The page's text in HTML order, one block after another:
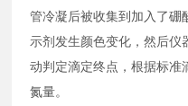
管冷凝后被收集到加入了硼
示剂发生颜色变化，然后仪
动判定滴定终点，根据标准
氮量。